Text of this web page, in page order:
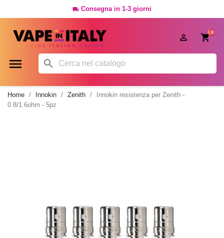
 Consegna in 1-3 giorni
0

 
Home Innokin Zenith
Innokin resistenza per Zenith -
0.8/1.6ohm - 5pz